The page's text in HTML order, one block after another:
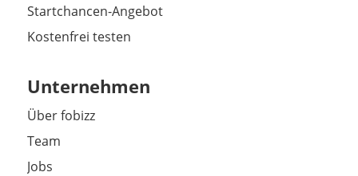
Startchancen-Angebot
Kostenfrei testen
Unternehmen
Über fobizz
Team
Jobs